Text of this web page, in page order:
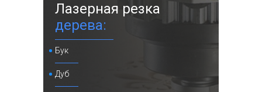
Лазерная резка
дерева:
Бук
Дуб